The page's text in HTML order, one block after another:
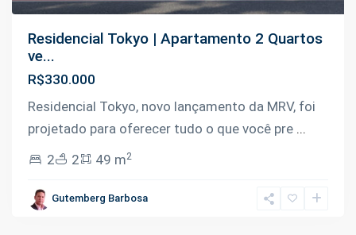
Residencial Tokyo | Apartamento 2 Quartos
ve...
R$330.000
Residencial Tokyo, novo lançamento da MRV, foi
projetado para oferecer tudo o que você pre ...
2
2 49 m2
Gutemberg Barbosa
Planalto,